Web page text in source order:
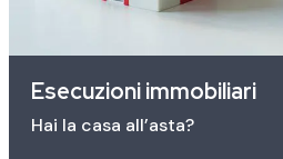
Esecuzioni immobiliari
Hai la casa all’asta?